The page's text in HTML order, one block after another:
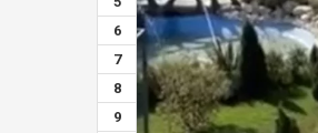
6
7
8
9